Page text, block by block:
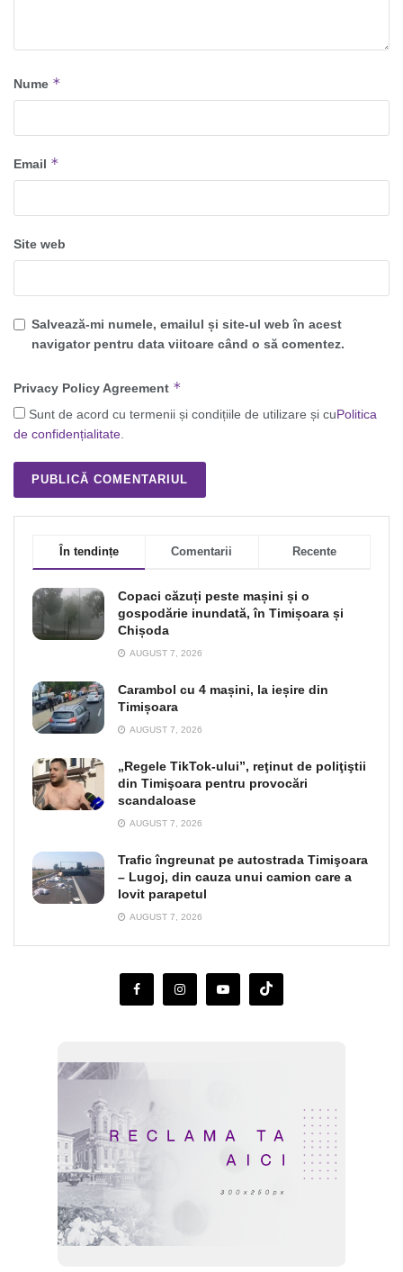
Nume *
Email *
Site web
Salvează-mi numele, emailul și site-ul web în acest
navigator pentru data viitoare când o să comentez.
Privacy Policy Agreement *
Sunt de acord cu termenii și condițiile de utilizare și cuPolitica
de confidențialitate.
În tendințe Comentarii Recente
Copaci căzuți peste mașini și o
gospodărie inundată, în Timișoara și
Chișoda
AUGUST 7, 2026
Carambol cu 4 mașini, la ieșire din
Timișoara
AUGUST 7, 2026
„Regele TikTok-ului”, reţinut de poliţiştii
din Timişoara pentru provocări
scandaloase
AUGUST 7, 2026
Trafic îngreunat pe autostrada Timişoara
– Lugoj, din cauza unui camion care a
lovit parapetul
AUGUST 7, 2026